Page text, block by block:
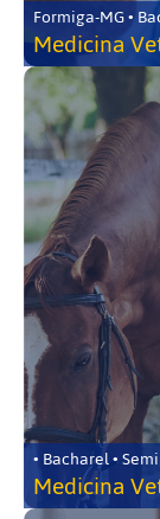
Formiga-MG •
Medicina
• Bacharel •
Medicina